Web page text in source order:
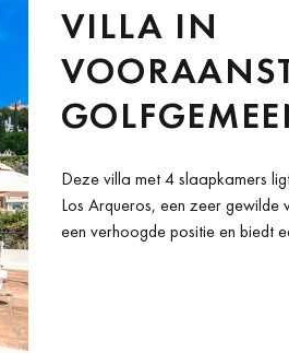
VILLA IN
PRACHTIG
ARQUEROS,
Deze villa met 4 slaapkamers
Los Arqueros, een zeer gewilde
een verhoogde positie en biedt